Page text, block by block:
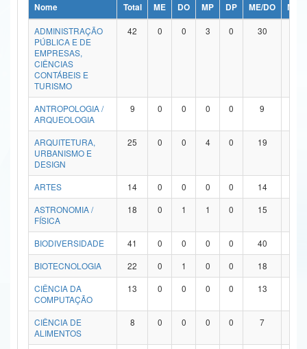
Ministério da Ciência, Tecnologia, Inovações e Comunicações
Ministério do Meio Ambiente
Ministério do Turismo
Ministério do Desenvolvimento Regional
Controladoria-Geral da União
Ministério da Mulher, da Família e dos Direitos Humanos
Secretaria de Governo
Advocacia-Geral da União
Banco Central do Brasil
Nome Total ME DO MP DP ME/DO
MP/
ADMINISTRAÇÃO
PÚBLICA E DE
EMPRESAS,
CIÊNCIAS
CONTÁBEIS E
TURISMO
42 0 0 3 0 30
ANTROPOLOGIA /
ARQUEOLOGIA
9 0 0 0 0 9
ARQUITETURA,
URBANISMO E
DESIGN
25 0 0 4 0 19
ARTES 14 0 0 0 0 14
ASTRONOMIA /
FÍSICA
18 0 1 1 0 15
BIODIVERSIDADE 41 0 0 0 0 40
BIOTECNOLOGIA
22 0 1 0 0 18
CIÊNCIA DA
COMPUTAÇÃO
13 0 0 0 0 13
CIÊNCIA DE
ALIMENTOS
8 0 0 0 0 7